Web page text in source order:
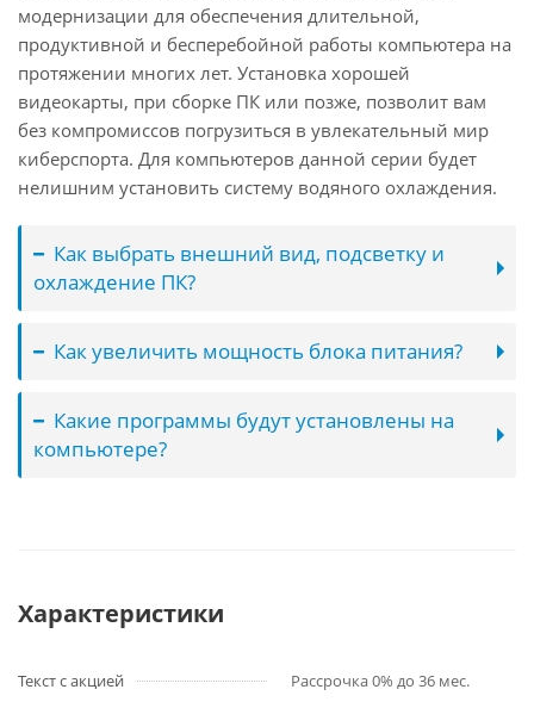
модернизации для обеспечения длительной,
продуктивной и бесперебойной работы компьютера на
протяжении многих лет. Установка хорошей
видеокарты, при сборке ПК или позже, позволит вам
без компромиссов погрузиться в увлекательный мир
киберспорта. Для компьютеров данной серии будет
нелишним установить систему водяного охлаждения.
Как выбрать внешний вид, подсветку и
охлаждение ПК?
Как увеличить мощность блока питания?
Какие программы будут установлены на
компьютере?
Характеристики
Текст с акцией Рассрочка 0% до 36 мес.